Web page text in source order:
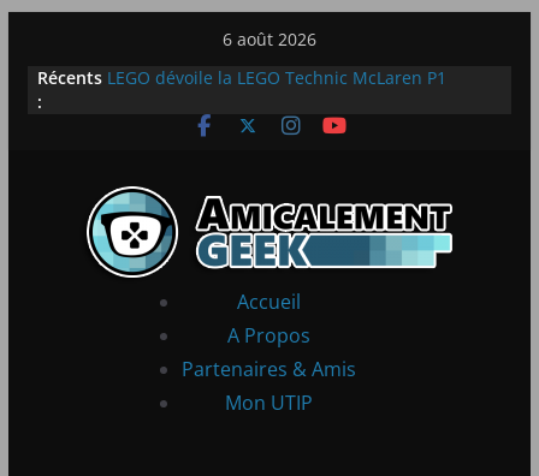
contenu
6 août 2026
Récents
:
LEGO dévoile la LEGO Technic McLaren P1
innovation et quotidien
[Notre Avis] Spy x Family: Code White
Accueil
A Propos
Partenaires & Amis
Mon UTIP